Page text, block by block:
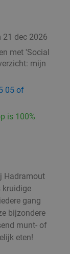
Regulier €30
€19
42%
bij
dec 2026
met 'Social
mijn
05 of
is 100%
Hadramout
kruidige
gang
bijzondere
munt- of
eten!